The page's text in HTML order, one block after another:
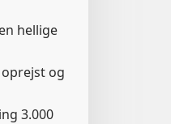
hellige
og
3.000